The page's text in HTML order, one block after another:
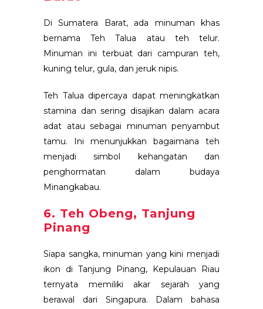
Di Sumatera Barat, ada minuman khas
bernama Teh Talua atau teh telur.
Minuman ini terbuat dari campuran teh,
kuning telur, gula, dan jeruk nipis.
Teh Talua dipercaya dapat meningkatkan
stamina dan sering disajikan dalam acara
adat atau sebagai minuman penyambut
tamu. Ini menunjukkan bagaimana teh
menjadi simbol kehangatan dan
penghormatan dalam budaya
Minangkabau.
6. Teh Obeng, Tanjung
Pinang
Siapa sangka, minuman yang kini menjadi
ikon di Tanjung Pinang, Kepulauan Riau
ternyata memiliki akar sejarah yang
berawal dari Singapura. Dalam bahasa